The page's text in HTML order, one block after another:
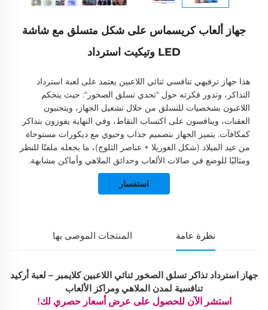
جهاز ألعاب كريسماس على شكل متسلق مع شاشة
LED وتيكيت استرداد
هذا جهاز ترفيهي تنافسي ثنائي اللاعبين يعتمد على لعبة استرداد
التذاكر، وتدور فكرته حول "تحدي تسلق الصخور": حيث يتحكم
اللاعبون بشخصيات للتسلق من خلال تشغيل الجهاز، ويتجنبون
العقبات، وينافسون على اكتساب النقاط، وفي النهاية يفوزون بتذاكر
كمكافآت. يتميز الجهاز بتصميم جذاب وحيوي مع ديكورات مستوحاة
من عيد الميلاد (شكل الغوريلا + عناصر الثلوج)، ما يجعله ملفتًا للنظر
ومثاليًا للوضع في صالات الألعاب وحدائق الملاهي وأماكن مشابهة.
استفسار
نظرة عامة المنتجات الموصى بها
جهاز استرداد تذاكر تسلق الصخور ثنائي اللاعبين كلايمبر – لعبة أركيد
تنافسية لمدن الملاهي ومراكز الألعاب
استشر الآن للحصول على عرض أسعار حصري لك!